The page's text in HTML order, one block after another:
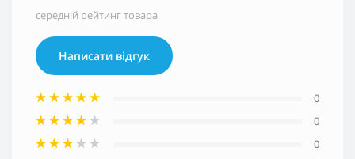
середній рейтинг товара
Написати відгук
0
0
0